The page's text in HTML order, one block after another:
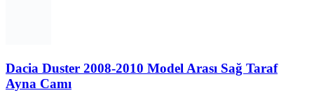
Dacia Duster 2008-2010 Model Arası Sağ Taraf
Ayna Camı